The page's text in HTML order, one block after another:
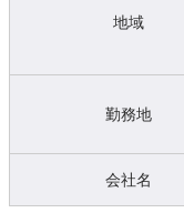
地域
勤務地
会社名